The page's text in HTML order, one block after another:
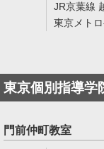
JR京葉線
東京メト
東京個別指導学
門前仲町教室